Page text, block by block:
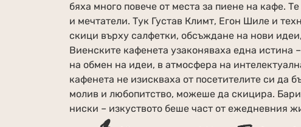
бяха много повече от места за пиене на кафе.
и мечтатели. Тук Густав Климт, Егон Шиле и
скици върху салфетки, обсъждане на нови
Виенските кафенета узаконяваха една истина
на обмен на идеи, в атмосфера на
кафенета не изискваха от посетителите си да
молив и любопитство, можеше да скицира.
ниски – изкуството беше част от ежедневния